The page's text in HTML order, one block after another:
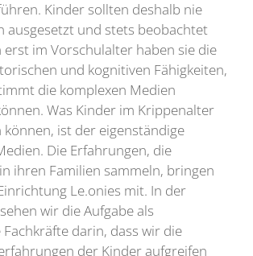
Kinder sollten deshalb nie
ausgesetzt und stets beobachtet
erst im Vorschulalter haben sie die
und kognitiven Fähigkeiten,
die komplexen Medien
Was Kinder im Krippenalter
ist der eigenständige
Die Erfahrungen, die
ihren Familien sammeln, bringen
Le.onies mit. In der
wir die Aufgabe als
Fachkräfte darin, dass wir die
der Kinder aufgreifen